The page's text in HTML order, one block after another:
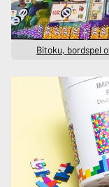
Bitoku, bordspel